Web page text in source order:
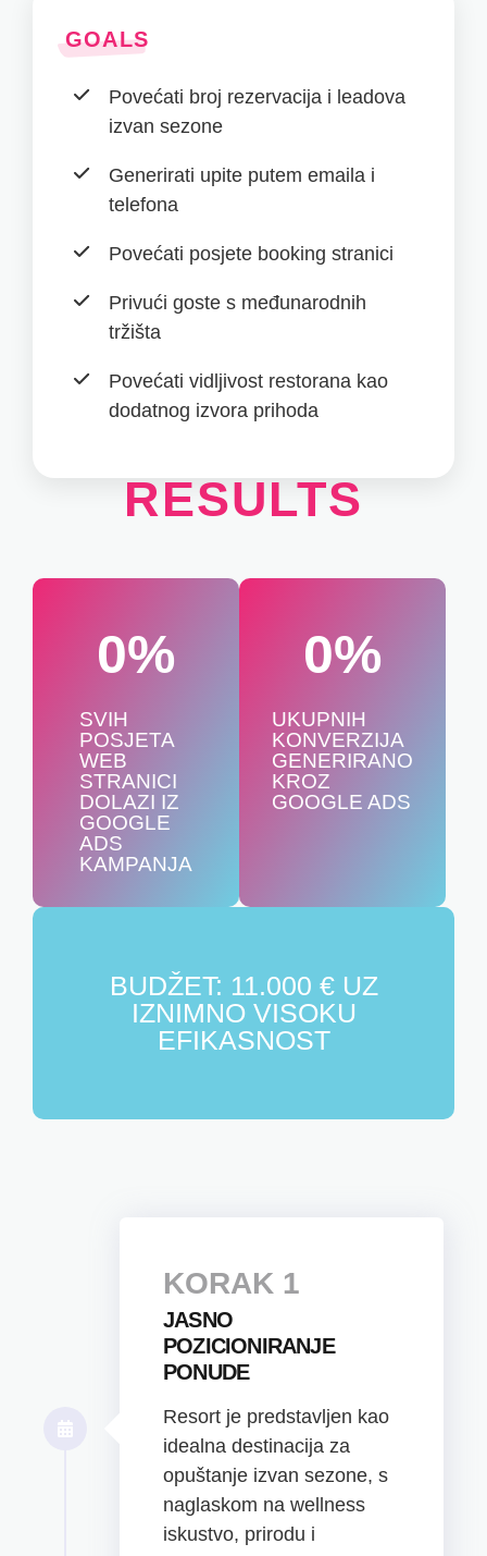
GOALS
Povećati broj rezervacija i leadova
izvan sezone
Generirati upite putem emaila i
telefona
Povećati posjete booking stranici
Privući goste s međunarodnih
tržišta
Povećati vidljivost restorana kao
dodatnog izvora prihoda
RESULTS
SVIH
POSJETA
WEB
STRANICI
DOLAZI IZ
GOOGLE
ADS
KAMPANJA
0%
UKUPNIH
KONVERZIJA
GENERIRANO
KROZ
GOOGLE ADS
0%
BUDŽET: 11.000 € UZ
IZNIMNO VISOKU
EFIKASNOST
KORAK 1
JASNO
POZICIONIRANJE
PONUDE
Resort je predstavljen kao
idealna destinacija za
opuštanje izvan sezone, s
naglaskom na wellness
iskustvo, prirodu i